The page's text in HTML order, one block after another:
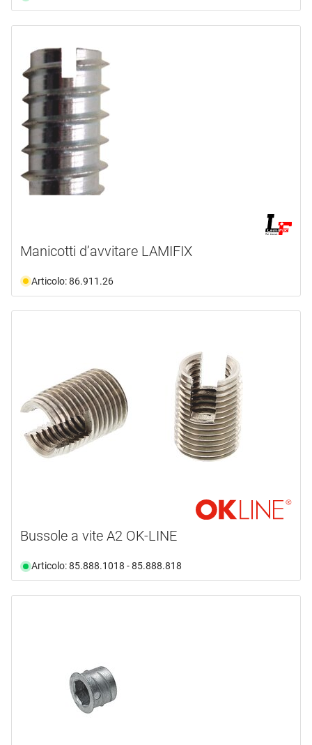
Manicotti d’avvitare LAMIFIX
Articolo: 86.911.26
Bussole a vite A2 OK-LINE
Articolo: 85.888.1018 - 85.888.818